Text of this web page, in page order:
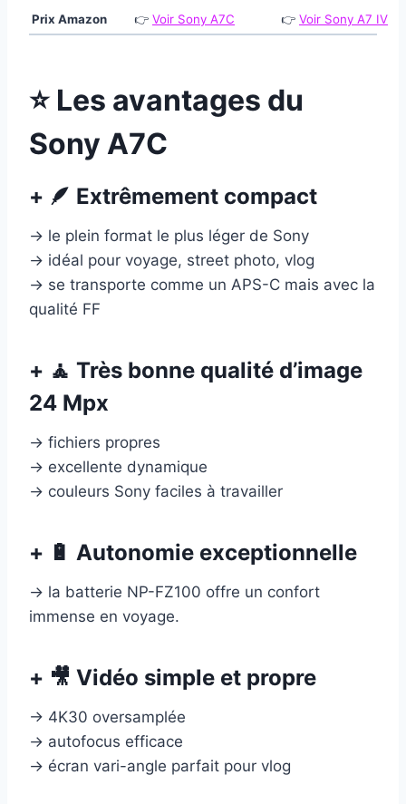
Prix Amazon 👉 Voir Sony A7C 👉 Voir Sony A7 IV
⭐ Les avantages du
Sony A7C
+ 🪶 Extrêmement compact
→ le plein format le plus léger de Sony
→ idéal pour voyage, street photo, vlog
→ se transporte comme un APS-C mais avec la
qualité FF
+ 🧘 Très bonne qualité d’image
24 Mpx
→ fichiers propres
→ excellente dynamique
→ couleurs Sony faciles à travailler
+ 🔋 Autonomie exceptionnelle
→ la batterie NP-FZ100 offre un confort
immense en voyage.
+ 🎥 Vidéo simple et propre
→ 4K30 oversamplée
→ autofocus efficace
→ écran vari-angle parfait pour vlog